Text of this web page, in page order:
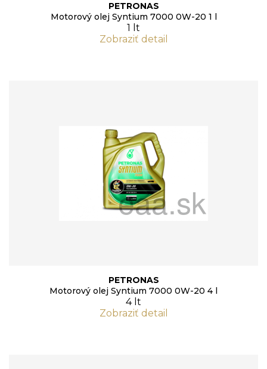
PETRONAS
Motorový olej Syntium 7000 0W-20 1 l
1 lt
Zobraziť detail
PETRONAS
Motorový olej Syntium 7000 0W-20 4 l
4 lt
Zobraziť detail